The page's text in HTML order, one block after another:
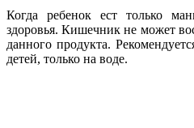
Когда ребенок ест только
здоровья. Кишечник не может
данного продукта.
детей, только на воде.